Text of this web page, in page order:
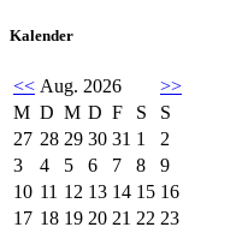
Kalender
<< Aug. 2026
>>
M D M D F S
S
27 28 29 30 31 1
2
3
4 5 6 7 8
9
10 11 12 13 14 15 16
17 18 19 20 21 22 23